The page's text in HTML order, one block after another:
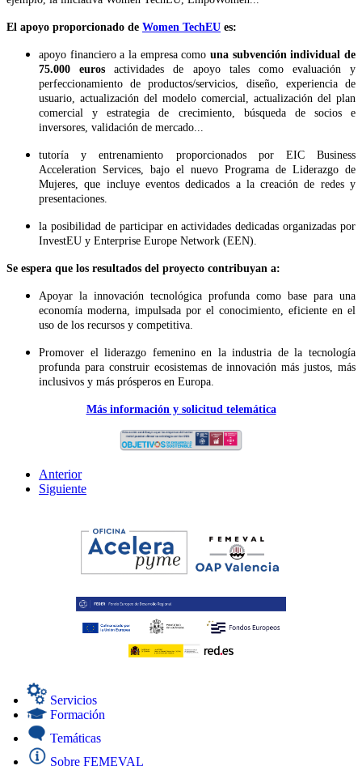
El apoyo proporcionado de Women TechEU es:
apoyo financiero a la empresa como una subvención individual de
75.000 euros actividades de apoyo tales como evaluación y
perfeccionamiento de productos/servicios, diseño, experiencia de
usuario, actualización del modelo comercial, actualización del plan
comercial y estrategia de crecimiento, búsqueda de socios e
inversores, validación de mercado...
tutoría y entrenamiento proporcionados por EIC Business
Acceleration Services, bajo el nuevo Programa de Liderazgo de
Mujeres, que incluye eventos dedicados a la creación de redes y
presentaciones.
la posibilidad de participar en actividades dedicadas organizadas por
InvestEU y Enterprise Europe Network (EEN).
Se espera que los resultados del proyecto contribuyan a:
Apoyar la innovación tecnológica profunda como base para una
economía moderna, impulsada por el conocimiento, eficiente en el
uso de los recursos y competitiva.
Promover el liderazgo femenino en la industria de la tecnología
profunda para construir ecosistemas de innovación más justos, más
inclusivos y más prósperos en Europa.
Más información y solicitud telemática
Anterior
Siguiente
Servicios
Formación
Temáticas
Sobre FEMEVAL